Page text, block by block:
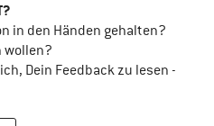
in den Händen gehalten?
wollen?
Dein Feedback zu lesen -